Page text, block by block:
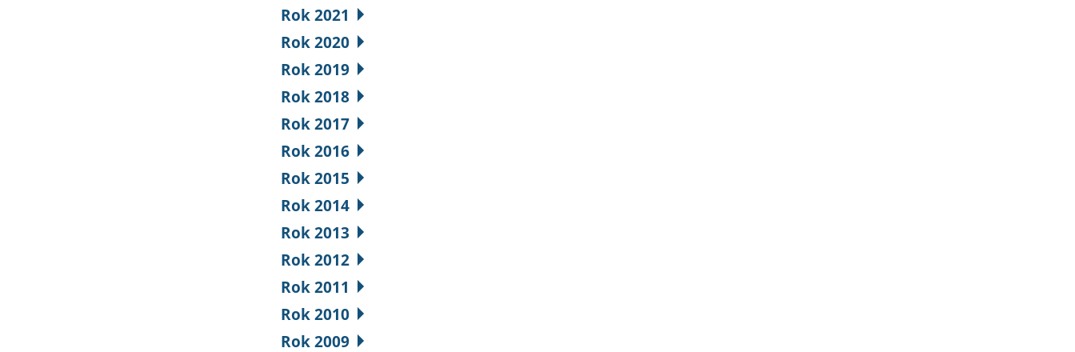
Rok 2021
Rok 2020
Rok 2019
Rok 2018
Rok 2017
Rok 2016
Rok 2015
Rok 2014
Rok 2013
Rok 2012
Rok 2011
Rok 2010
Rok 2009